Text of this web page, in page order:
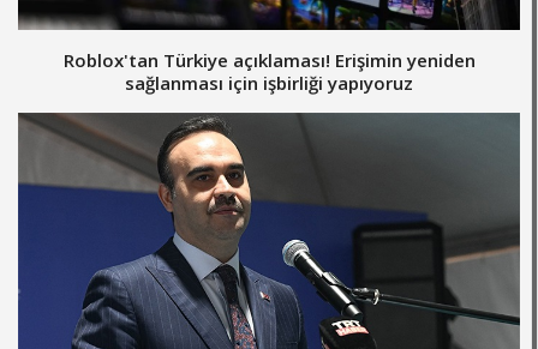
Roblox'tan Türkiye açıklaması! Erişimin yeniden
sağlanması için işbirliği yapıyoruz